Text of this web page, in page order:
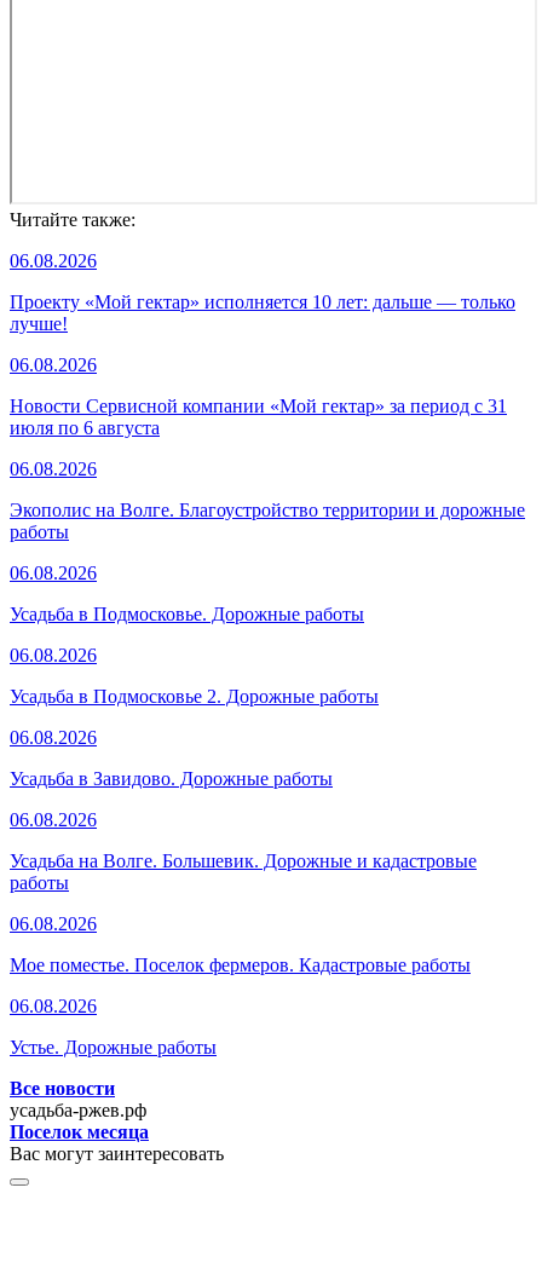
Читайте также:
06.08.2026
Проекту «Мой гектар» исполняется 10 лет: дальше — только
лучше!
06.08.2026
Новости Сервисной компании «Мой гектар» за период с 31
июля по 6 августа
06.08.2026
Экополис на Волге. Благоустройство территории и дорожные
работы
06.08.2026
Усадьба в Подмосковье. Дорожные работы
06.08.2026
Усадьба в Подмосковье 2. Дорожные работы
06.08.2026
Усадьба в Завидово. Дорожные работы
06.08.2026
Усадьба на Волге. Большевик. Дорожные и кадастровые
работы
06.08.2026
Мое поместье. Поселок фермеров. Кадастровые работы
06.08.2026
Устье. Дорожные работы
Все новости
усадьба-ржев.рф
Поселок месяца
Вас могут заинтересовать